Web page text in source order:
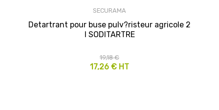
SECURAMA
Detartrant pour buse pulv?risteur agricole 2
l SODITARTRE
17,26 € HT
19,18 €